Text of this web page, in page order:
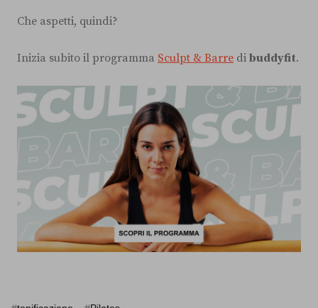
Che aspetti, quindi?
Inizia subito il programma Sculpt & Barre di buddyfit.